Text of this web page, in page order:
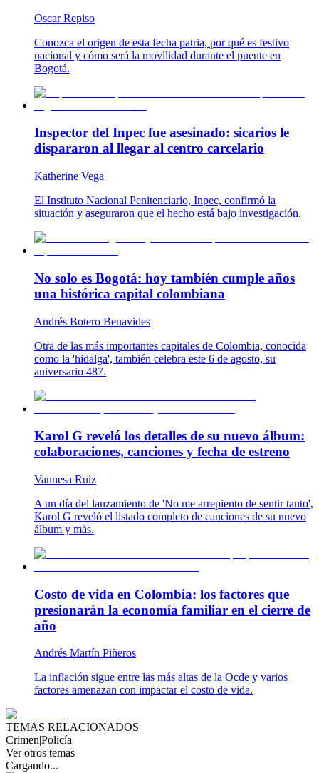
Oscar Repiso
Conozca el origen de esta fecha patria, por qué es festivo
nacional y cómo será la movilidad durante el puente en
Bogotá.
Inspector del Inpec fue asesinado: sicarios le
dispararon al llegar al centro carcelario
Katherine Vega
El Instituto Nacional Penitenciario, Inpec, confirmó la
situación y aseguraron que el hecho está bajo investigación.
No solo es Bogotá: hoy también cumple años
una histórica capital colombiana
Andrés Botero Benavides
Otra de las más importantes capitales de Colombia, conocida
como la 'hidalga', también celebra este 6 de agosto, su
aniversario 487.
Karol G reveló los detalles de su nuevo álbum:
colaboraciones, canciones y fecha de estreno
Vannesa Ruiz
A un día del lanzamiento de 'No me arrepiento de sentir tanto',
Karol G reveló el listado completo de canciones de su nuevo
álbum y más.
Costo de vida en Colombia: los factores que
presionarán la economía familiar en el cierre de
año
Andrés Martín Piñeros
La inflación sigue entre las más altas de la Ocde y varios
factores amenazan con impactar el costo de vida.
TEMAS RELACIONADOS
Crimen|Policía
Ver otros temas
Cargando...